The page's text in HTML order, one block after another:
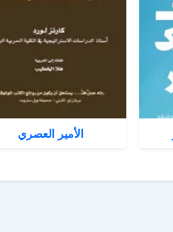
الأمير العصري